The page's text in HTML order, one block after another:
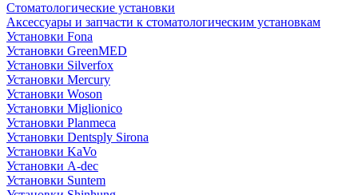
Стоматологические установки
Аксессуары и запчасти к стоматологическим установкам
Установки Fona
Установки GreenMED
Установки Silverfox
Установки Mercury
Установки Woson
Установки Miglionico
Установки Planmeca
Установки Dentsply Sirona
Установки KaVo
Установки A-dec
Установки Suntem